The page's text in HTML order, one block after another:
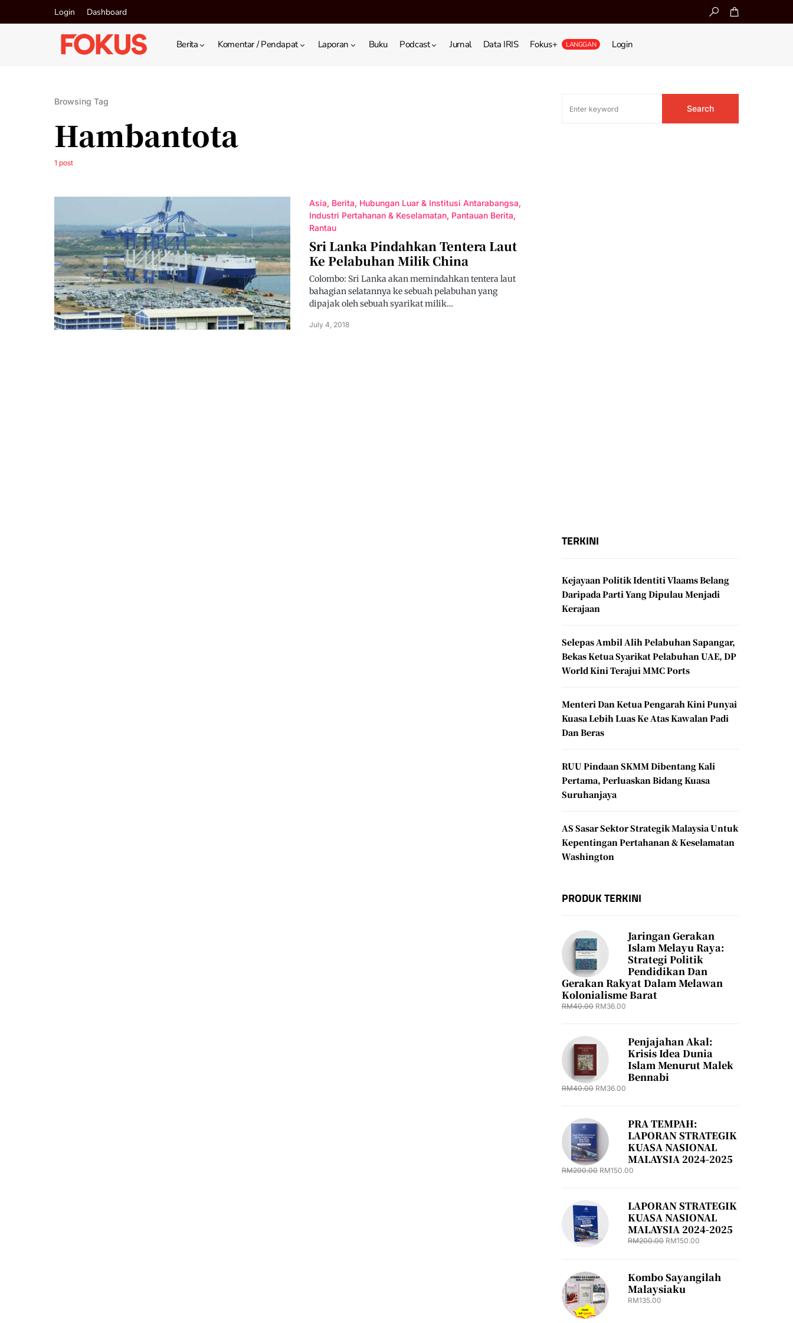
Login Dashboard
Berita Komentar / Pendapat Laporan Buku Podcast Jurnal Data IRIS Fokus+ LANGGAN Login
Browsing Tag
Hambantota
1 post
Asia Berita Hubungan Luar & Institusi Antarabangsa
Industri Pertahanan & Keselamatan Pantauan Berita
Rantau
Sri Lanka Pindahkan Tentera Laut
Ke Pelabuhan Milik China
Colombo: Sri Lanka akan memindahkan tentera laut
bahagian selatannya ke sebuah pelabuhan yang
dipajak oleh sebuah syarikat milik…
July 4, 2018
Search
TERKINI
Kejayaan Politik Identiti Vlaams Belang
Daripada Parti Yang Dipulau Menjadi
Kerajaan
Selepas Ambil Alih Pelabuhan Sapangar,
Bekas Ketua Syarikat Pelabuhan UAE, DP
World Kini Terajui MMC Ports
Menteri Dan Ketua Pengarah Kini Punyai
Kuasa Lebih Luas Ke Atas Kawalan Padi
Dan Beras
RUU Pindaan SKMM Dibentang Kali
Pertama, Perluaskan Bidang Kuasa
Suruhanjaya
AS Sasar Sektor Strategik Malaysia Untuk
Kepentingan Pertahanan & Keselamatan
Washington
PRODUK TERKINI
Jaringan Gerakan
Islam Melayu Raya:
Strategi Politik
Pendidikan Dan
Gerakan Rakyat Dalam Melawan
Kolonialisme Barat
RM40.00 RM36.00
Penjajahan Akal:
Krisis Idea Dunia
Islam Menurut Malek
Bennabi
RM40.00 RM36.00
PRA TEMPAH:
LAPORAN STRATEGIK
KUASA NASIONAL
MALAYSIA 2024-2025
RM200.00 RM150.00
LAPORAN STRATEGIK
KUASA NASIONAL
MALAYSIA 2024-2025
RM200.00 RM150.00
Kombo Sayangilah
Malaysiaku
RM135.00